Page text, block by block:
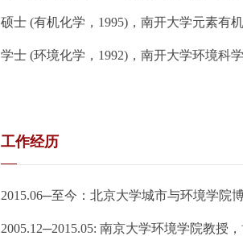
硕士 (有机化学，1995)，南开大学元素有
学士 (环境化学，1992)，南开大学环境科
工作经历
2015.06─至今：北京大学城市与环境学院
2005.12─2015.05: 南京大学环境学院教授